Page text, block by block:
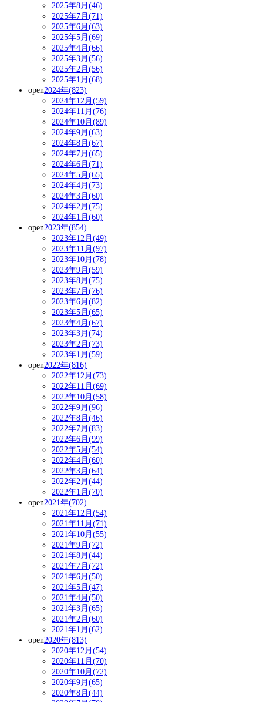
2025年8月(46)
2025年7月(71)
2025年6月(63)
2025年5月(69)
2025年4月(66)
2025年3月(56)
2025年2月(56)
2025年1月(68)
open2024年(823)
2024年12月(59)
2024年11月(76)
2024年10月(89)
2024年9月(63)
2024年8月(67)
2024年7月(65)
2024年6月(71)
2024年5月(65)
2024年4月(73)
2024年3月(60)
2024年2月(75)
2024年1月(60)
open2023年(854)
2023年12月(49)
2023年11月(97)
2023年10月(78)
2023年9月(59)
2023年8月(75)
2023年7月(76)
2023年6月(82)
2023年5月(65)
2023年4月(67)
2023年3月(74)
2023年2月(73)
2023年1月(59)
open2022年(816)
2022年12月(73)
2022年11月(69)
2022年10月(58)
2022年9月(96)
2022年8月(46)
2022年7月(83)
2022年6月(99)
2022年5月(54)
2022年4月(60)
2022年3月(64)
2022年2月(44)
2022年1月(70)
open2021年(702)
2021年12月(54)
2021年11月(71)
2021年10月(55)
2021年9月(72)
2021年8月(44)
2021年7月(72)
2021年6月(50)
2021年5月(47)
2021年4月(50)
2021年3月(65)
2021年2月(60)
2021年1月(62)
open2020年(813)
2020年12月(54)
2020年11月(70)
2020年10月(72)
2020年9月(65)
2020年8月(44)